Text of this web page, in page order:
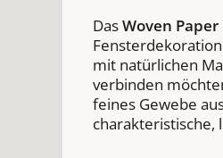
DasWoven
mit natürlichen
verbinden
feines Gewebe